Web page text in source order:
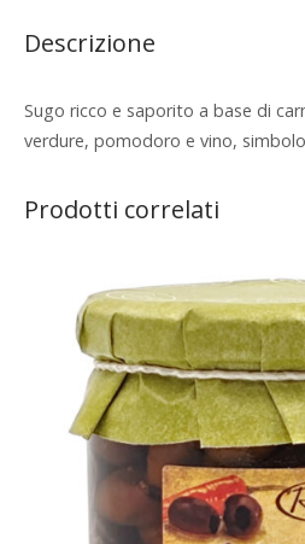
Descrizione
Sugo ricco e saporito a base di
verdure, pomodoro e vino,
Prodotti correlati